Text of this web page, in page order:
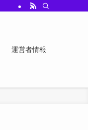
運営者情報